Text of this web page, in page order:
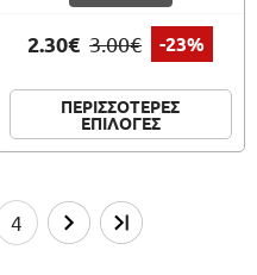
2.30€ 3.00€ -23%
ΠΕΡΙΣΣΟΤΕΡΕΣ
ΕΠΙΛΟΓΕΣ
4